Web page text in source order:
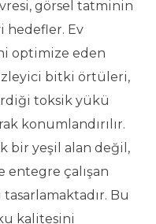
görsel tatminin
hedefler. Ev
optimize eden
bitki örtüleri,
toksik yükü
konumlandırılır.
bir yeşil alan değil,
entegre çalışan
Bu
kalitesini